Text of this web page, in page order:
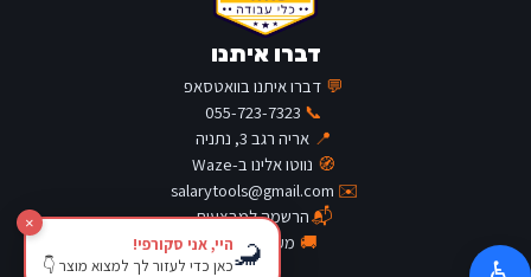
דברו איתנו
💬 דברו איתנו בוואטסאפ
📞
055-723-7323
📍 אריה רגב 3, נתניה
🧭 נווטו אלינו ב-Waze
✉️
salarytools@gmail.com
📬הרשמה למבצעים
🚚 מעקב משלוח
×
🦂היי, אני סקורפי!
כאן כדי לעזור לך למצוא מוצר 👇